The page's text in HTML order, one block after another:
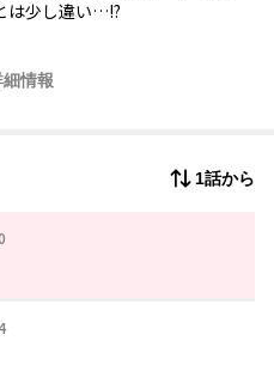
は少し違い…!?
細情報
1話から
日
日